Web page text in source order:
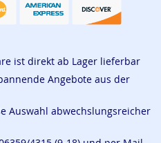
ist direkt ab Lager lieferbar
Angebote aus der
Auswahl abwechslungsreicher